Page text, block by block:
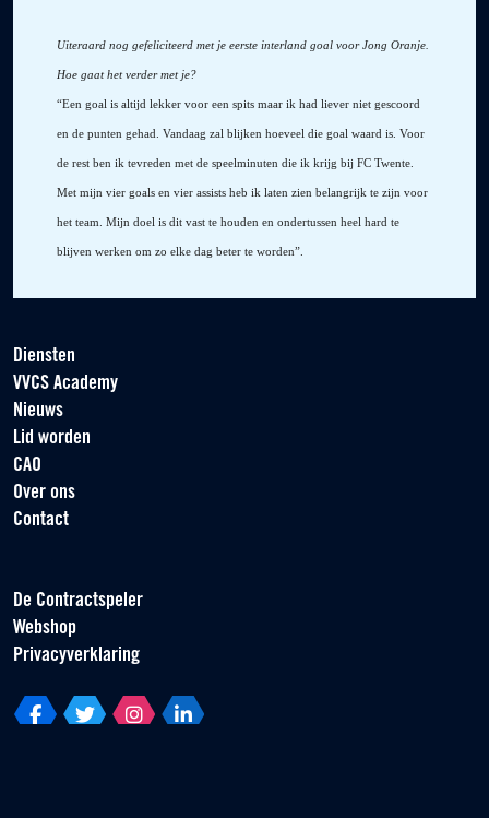
Uiteraard nog gefeliciteerd met je eerste interland goal voor Jong Oranje.
Hoe gaat het verder met je?
“Een goal is altijd lekker voor een spits maar ik had liever niet gescoord
en de punten gehad. Vandaag zal blijken hoeveel die goal waard is. Voor
de rest ben ik tevreden met de speelminuten die ik krijg bij FC Twente.
Met mijn vier goals en vier assists heb ik laten zien belangrijk te zijn voor
het team. Mijn doel is dit vast te houden en ondertussen heel hard te
blijven werken om zo elke dag beter te worden”.
Diensten
VVCS Academy
Nieuws
Lid worden
CAO
Over ons
Contact
De Contractspeler
Webshop
Privacyverklaring